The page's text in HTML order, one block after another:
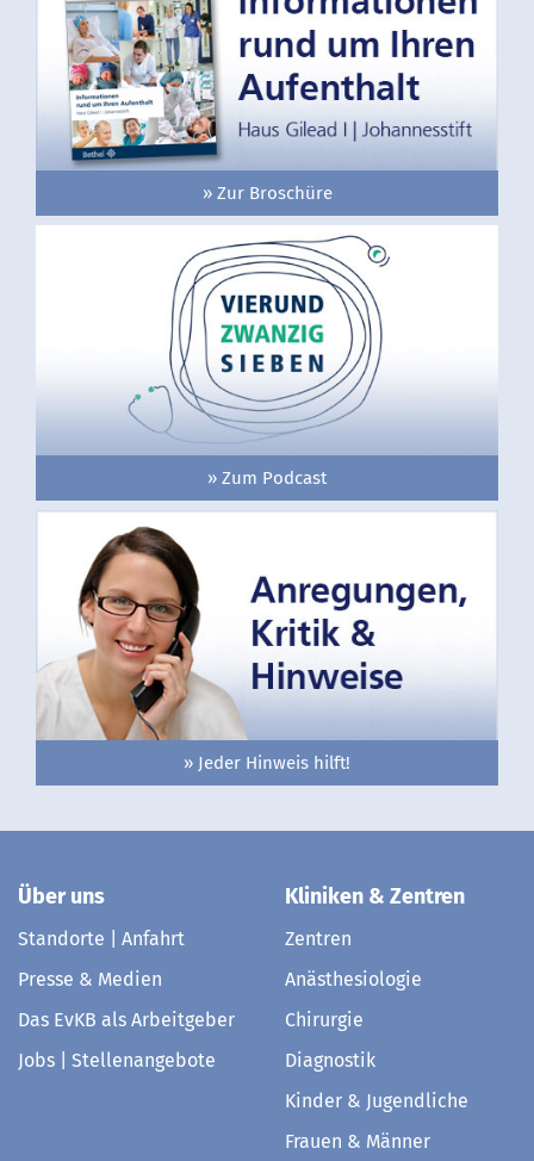
» Zur Broschüre
» Zum Podcast
» Jeder Hinweis hilft!
Über uns
Standorte | Anfahrt
Presse & Medien
Das EvKB als Arbeitgeber
Jobs | Stellenangebote
Kliniken & Zentren
Zentren
Anästhesiologie
Chirurgie
Diagnostik
Kinder & Jugendliche
Frauen & Männer